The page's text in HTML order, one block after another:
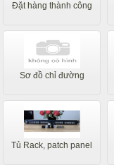
Đặt hàng thành công
Sơ đồ chỉ đường
Tủ Rack, patch panel